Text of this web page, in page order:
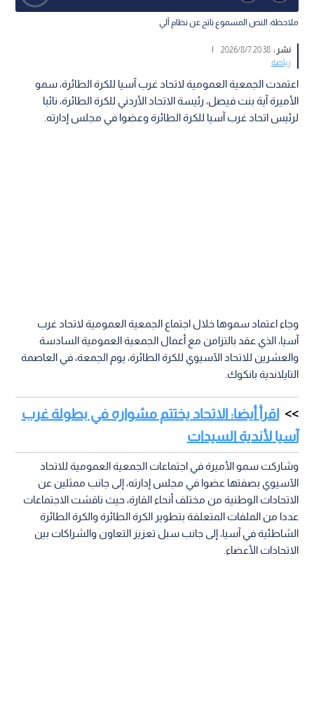
ملاحظة: النص المسموع ناتج عن نظام آلي
نشر :20:38 2026/8/7
|
رياضة
اعتمدت الجمعية العمومية لاتحاد غرب آسيا للكرة الطائرة، سمو
الأميرة آية بنت فيصل، رئيسة الاتحاد الأردني للكرة الطائرة، نائبا
لرئيس اتحاد غرب آسيا للكرة الطائرة وعضوا في مجلس إدارته.
وجاء اعتماد سموها خلال اجتماع الجمعية العمومية لاتحاد غرب